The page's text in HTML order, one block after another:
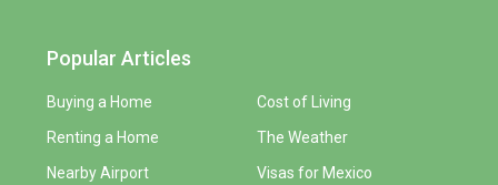
Popular Articles
Buying a Home
Renting a Home
Nearby Airport
Cost of Living
The Weather
Visas for Mexico